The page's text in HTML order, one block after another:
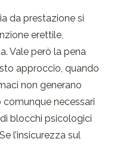
da prestazione si
erettile,
Vale però la pena
approccio, quando
non generano
comunque necessari
blocchi psicologici
l’insicurezza sul